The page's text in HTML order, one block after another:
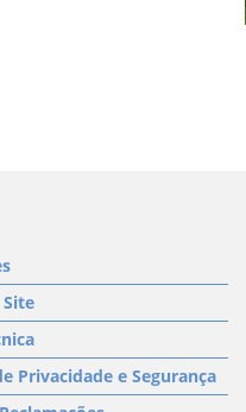
Privacidade e Segurança